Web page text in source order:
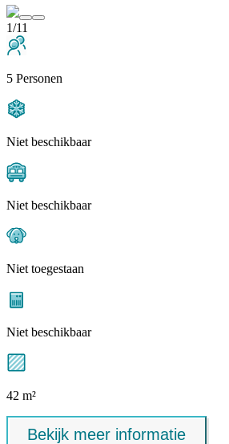
1/11
5 Personen
Niet beschikbaar
Niet beschikbaar
Niet toegestaan
Niet beschikbaar
42 m²
Bekijk meer informatie